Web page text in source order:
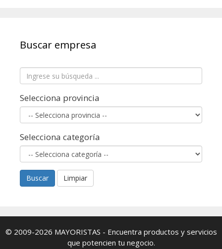
Buscar empresa
Selecciona provincia
Selecciona categoría
Buscar Limpiar
© 2009-2026 MAYORISTAS - Encuentra productos y servicios
que potencien tu negocio.